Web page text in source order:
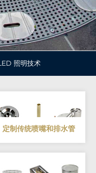
照明技术
定制传统喷嘴和排水管